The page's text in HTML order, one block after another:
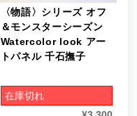
〈物語〉シリーズ オフ
＆モンスターシーズン
Watercolor look アー
トパネル 千石撫子
在庫切れ